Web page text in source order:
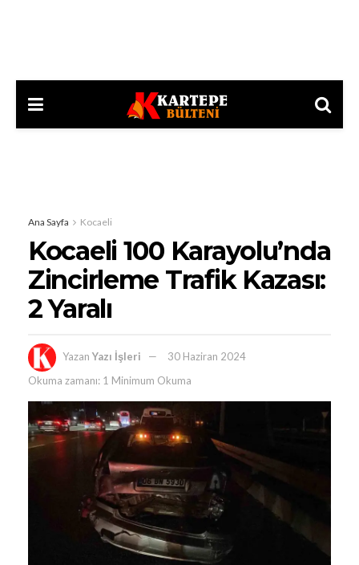
Ana Sayfa Kocaeli
Kocaeli 100 Karayolu’nda
Zincirleme Trafik Kazası:
2 Yaralı
Yazan Yazı İşleri
30 Haziran 2024
Okuma zamanı: 1 Minimum Okuma